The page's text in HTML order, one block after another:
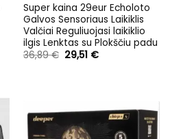
Super kaina 29eur Echoloto
Galvos Sensoriaus Laikiklis
Valčiai Reguliuojasi laikiklio
ilgis Lenktas su Plokščiu padu
36,89€ Original
price
29,51 €Current